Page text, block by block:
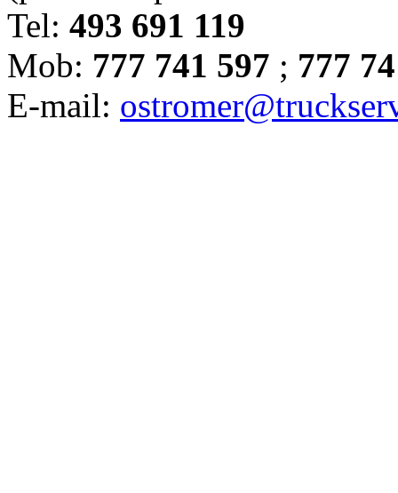
Tel: 493 691 119
Mob: 777 741 597 ; 777
E-mail: